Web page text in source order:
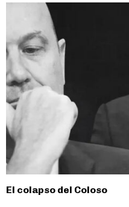
El colapso del Coloso